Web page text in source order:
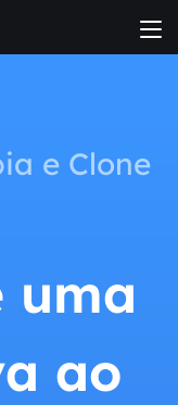
e Clone
uma
ao